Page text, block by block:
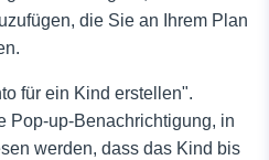
die Sie an Ihrem Plan
für ein Kind erstellen".
Pop-up-Benachrichtigung, in
werden, dass das Kind bis